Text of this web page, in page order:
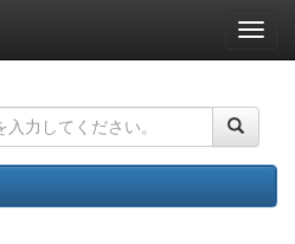
ナ
ビ
ー
ョ
ン